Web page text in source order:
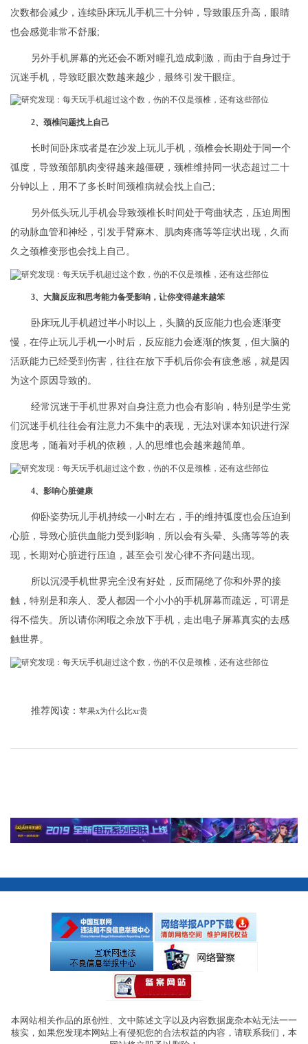
次数都会减少，连续卧床玩儿手机三十分钟，导致眼压升高，眼睛
也会感觉非常不舒服;
另外手机屏幕的光还会不断对瞳孔造成刺激，而由于自身过于
沉迷手机，导致眨眼次数越来越少，最终引发干眼症。
2、颈椎问题找上自己
长时间卧床或者是在沙发上玩儿手机，颈椎会长期处于同一个
弧度，导致颈部肌肉变得越来越僵硬，颈椎维持同一状态超过二十
分钟以上，用不了多长时间颈椎病就会找上自己;
另外低头玩儿手机会导致颈椎长时间处于弯曲状态，压迫周围
的动脉血管和神经，引发手臂麻木、肌肉疼痛等等症状出现，久而
久之颈椎变形也会找上自己。
3、大脑反应和思考能力备受影响，让你变得越来越笨
卧床玩儿手机超过半小时以上，头脑的反应能力也会逐渐变
慢，在停止玩儿手机一小时后，反应能力会逐渐的恢复，但大脑的
活跃能力已经受到伤害，往往在放下手机后你会有疲惫感，就是因
为这个原因导致的。
经常沉迷于手机世界对自身注意力也会有影响，特别是学生党
们沉迷手机往往会有注意力不集中的表现，无法对课本知识进行深
度思考，随着对手机的依赖，人的思维也会越来越简单。
4、影响心脏健康
仰卧姿势玩儿手机持续一小时左右，手的维持弧度也会压迫到
心脏，导致心脏供血能力受到影响，所以会有头晕、头痛等等的表
现，长期对心脏进行压迫，甚至会引发心律不齐问题出现。
所以沉浸手机世界完全没有好处，反而隔绝了你和外界的接
触，特别是和亲人、爱人都因一个小小的手机屏幕而疏远，可谓是
得不偿失。所以请你闲暇之余放下手机，走出电子屏幕真实的去感
触世界。
推荐阅读： 苹果x为什么比xr贵
本网站相关作品的原创性、文中陈述文字以及内容数据庞杂本站无法一一
核实，如果您发现本网站上有侵犯您的合法权益的内容，请联系我们，本